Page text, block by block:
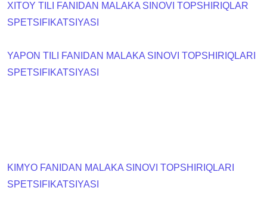
XITOY TILI FANIDAN MALAKA SINOVI TOPSHIRIQLAR
SPETSIFIKATSIYASI
YAPON TILI FANIDAN MALAKA SINOVI TOPSHIRIQLARI
SPETSIFIKATSIYASI
KIMYO FANIDAN MALAKA SINOVI TOPSHIRIQLARI
SPETSIFIKATSIYASI